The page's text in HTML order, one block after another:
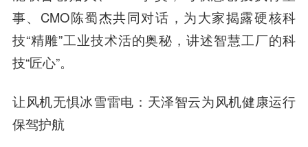
事、CMO陈蜀杰共同对话，为大家揭露硬核科
技“精雕”工业技术活的奥秘，讲述智慧工厂的科
技“匠心”。
让风机无惧冰雪雷电：天泽智云为风机健康运行
保驾护航